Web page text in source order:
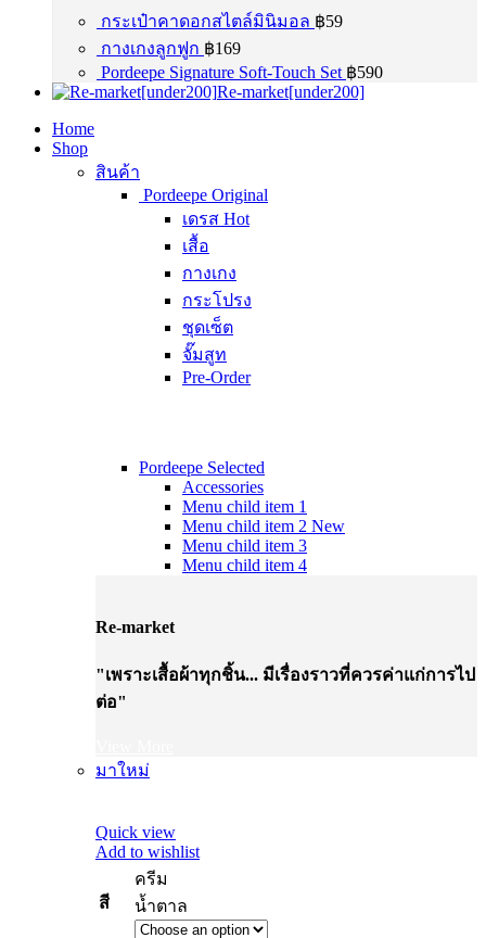
กระเป๋าคาดอกสไตล์มินิมอล ฿59
กางเกงลูกฟูก ฿169
Pordeepe Signature Soft-Touch Set ฿590
Re-market[under200]
Home
Shop
สินค้า
Pordeepe Original
เดรส Hot
เสื้อ
กางเกง
กระโปรง
ชุดเซ็ต
จั๊มสูท
Pre-Order
Pordeepe Selected
Accessories
Menu child item 1
Menu child item 2 New
Menu child item 3
Menu child item 4
Re-market
"เพราะเสื้อผ้าทุกชิ้น... มีเรื่องราวที่ควรค่าแก่การไป
ต่อ"
มาใหม่
Quick view
Add to wishlist
สี
ครีม
น้ำตาล